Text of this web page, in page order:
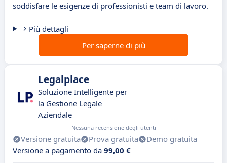
soddisfare le esigenze di professionisti e team di lavoro.
Più dettagli
Per saperne di più
Legalplace
Soluzione Intelligente per
la Gestione Legale
Aziendale
Nessuna recensione degli utenti
Versione gratuita Prova gratuita
Demo gratuita
Versione a pagamento da 99,00 €